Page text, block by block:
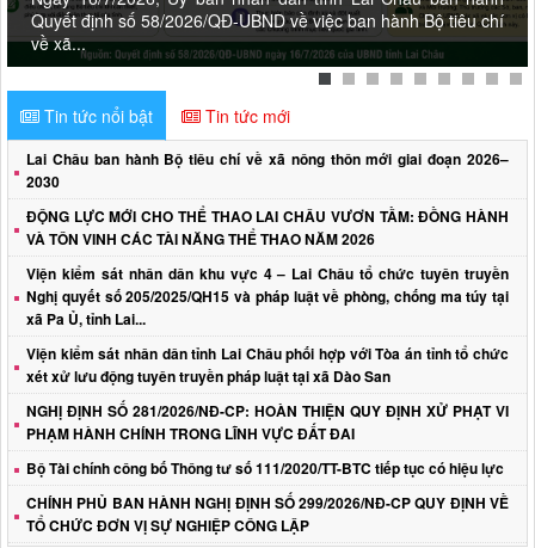
Quyết định số 58/2026/QĐ-UBND về việc ban hành Bộ tiêu chí
về xã...
Tin tức nổi bật Tin tức mới
Lai Châu ban hành Bộ tiêu chí về xã nông thôn mới giai đoạn 2026–
2030
ĐỘNG LỰC MỚI CHO THỂ THAO LAI CHÂU VƯƠN TẦM: ĐỒNG HÀNH
VÀ TÔN VINH CÁC TÀI NĂNG THỂ THAO NĂM 2026
Viện kiểm sát nhân dân khu vực 4 – Lai Châu tổ chức tuyên truyền
Nghị quyết số 205/2025/QH15 và pháp luật về phòng, chống ma túy tại
xã Pa Ủ, tỉnh Lai...
Viện kiểm sát nhân dân tỉnh Lai Châu phối hợp với Tòa án tỉnh tổ chức
xét xử lưu động tuyên truyền pháp luật tại xã Dào San
NGHỊ ĐỊNH SỐ 281/2026/NĐ-CP: HOÀN THIỆN QUY ĐỊNH XỬ PHẠT VI
PHẠM HÀNH CHÍNH TRONG LĨNH VỰC ĐẤT ĐAI
Bộ Tài chính công bố Thông tư số 111/2020/TT-BTC tiếp tục có hiệu lực
CHÍNH PHỦ BAN HÀNH NGHỊ ĐỊNH SỐ 299/2026/NĐ-CP QUY ĐỊNH VỀ
TỔ CHỨC ĐƠN VỊ SỰ NGHIỆP CÔNG LẬP